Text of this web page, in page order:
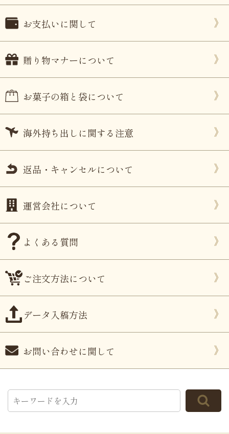
お支払いに関して
贈り物マナーについて
お菓子の箱と袋について
海外持ち出しに関する注意
返品・キャンセルについて
運営会社について
よくある質問
ご注文方法について
データ入稿方法
お問い合わせに関して